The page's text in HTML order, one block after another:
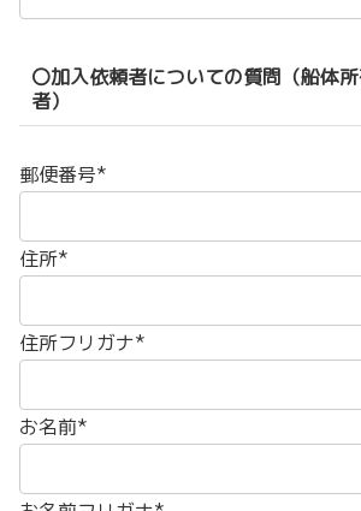
〇加入依頼者についての質問（船体
者）
郵便番号*
住所*
住所フリガナ*
お名前*